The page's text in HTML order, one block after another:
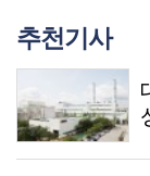
추천기사